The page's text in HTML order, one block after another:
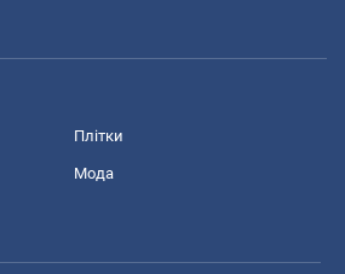
Плітки
Мода